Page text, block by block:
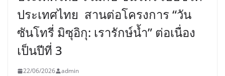
ประเทศไทย สานต่อโครงการ “วัน
ซันโทรี่ มิซุอิกุ: เรารักษ์น้ำ” ต่อเนื่อง
เป็นปีที่ 3
22/06/2026 admin